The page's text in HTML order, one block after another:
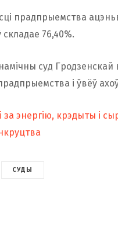
прадпрыемства
76,40%.
суд
і ўвёў
за энергію, крэдыты і
СУДЫ